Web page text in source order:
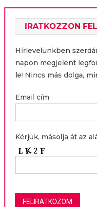
IRATKOZZON
Hírlevelünkben
napon megjelent
le! Nincs más dolga,
Email cím
Kérjük, másolja át az